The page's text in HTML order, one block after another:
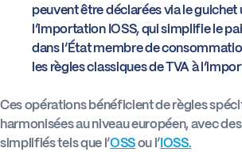
peuvent être déclarées via le guichet
l’importation IOSS, qui simplifie le
dans l’État membre de
les règles classiques de TVA à
Ces opérations bénéficient de règles
harmonisées au niveau européen, avec
simplifiés tels que l’OSSou l’IOSS.